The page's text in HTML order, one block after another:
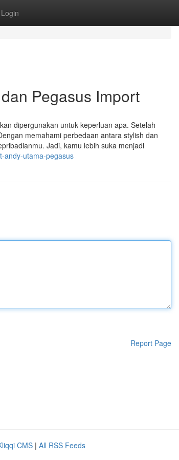
Login
Pegasus Import
dipergunakan untuk keperluan apa. Setelah
memahami perbedaan antara stylish dan
Jadi, kamu lebih suka menjadi
andy-utama-pegasus
Report Page
CMS | All RSS Feeds